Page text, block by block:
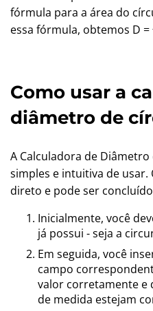
fórmula para a área do
essa fórmula, obtemos D =
Como usar a
diâmetro de
A Calculadora de
simples e intuitiva de usar.
direto e pode ser
Inicialmente, você
já possui - seja a
Em seguida, você
campo
valor corretamente e
de medida estejam